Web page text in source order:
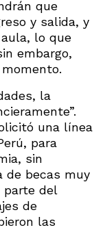
que
y salida, y
lo que
embargo,
la
una línea
para
sin
de becas muy
parte del
de
las